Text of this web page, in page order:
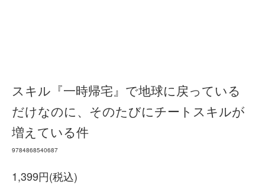
スキル『一時帰宅』で地球に戻っている
だけなのに、そのたびにチートスキルが
増えている件
9784868540687
1,399円(税込)